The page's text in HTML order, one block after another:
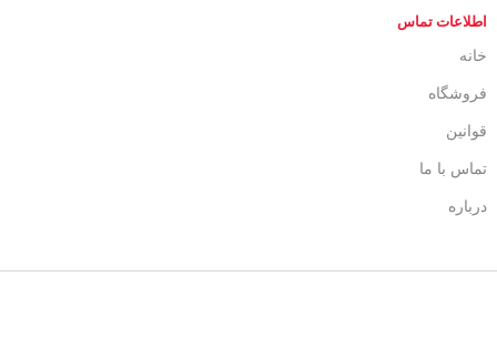
اطلاعات تماس
خانه
فروشگاه
قوانین
تماس با ما
درباره